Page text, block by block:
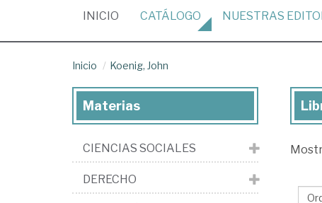
INICIO (CURRENT)
CATÁLOGO NUESTRAS
Inicio Koenig, John
Materias
CIENCIAS SOCIALES
DERECHO